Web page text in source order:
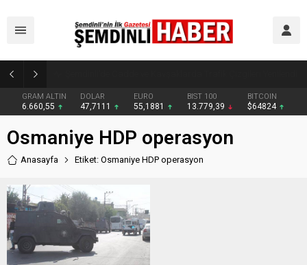
GRAM ALTIN
6.660,55
DOLAR
47,7111
EURO
55,1881
BIST 100
13.779,39
BITCOIN
$64824
Osmaniye HDP operasyon
Anasayfa Etiket: Osmaniye HDP operasyon